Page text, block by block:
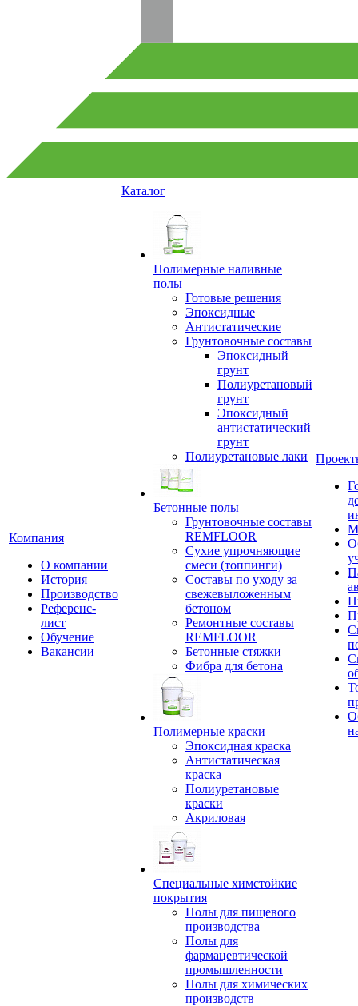
Компания
О компании
История
Производство
Референс-
лист
Обучение
Вакансии
Каталог
Полимерные наливные
полы
Готовые решения
Эпоксидные
Антистатические
Грунтовочные составы
Эпоксидный
грунт
Полиуретановый
грунт
Эпоксидный
антистатический
грунт
Полиуретановые лаки
Бетонные полы
Грунтовочные составы
REMFLOOR
Сухие упрочняющие
смеси (топпинги)
Составы по уходу за
свежевыложенным
бетоном
Ремонтные составы
REMFLOOR
Бетонные стяжки
Фибра для бетона
Полимерные краски
Эпоксидная краска
Антистатическая
краска
Полиуретановые
краски
Акриловая
Специальные химстойкие
покрытия
Полы для пищевого
производства
Полы для
фармацевтической
промышленности
Полы для химических
производств